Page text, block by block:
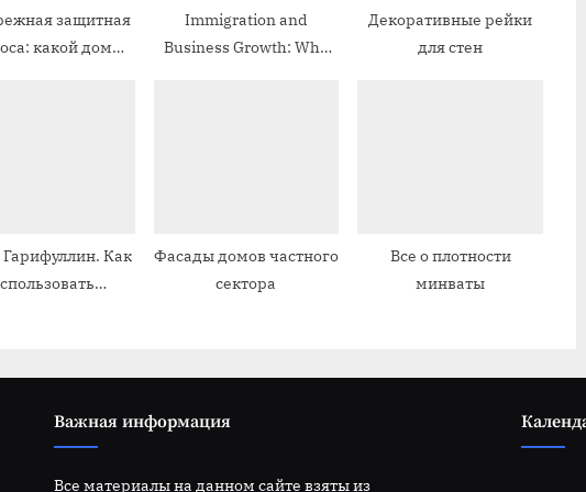
п
и
защитная
какой дом
Immigration and
Business Growth: Why
Декоративные рейки
для стен
Как
Фасады домов частного
сектора
Все о плотности
минваты
Важная информация
Все материалы на данном сайте взяты из